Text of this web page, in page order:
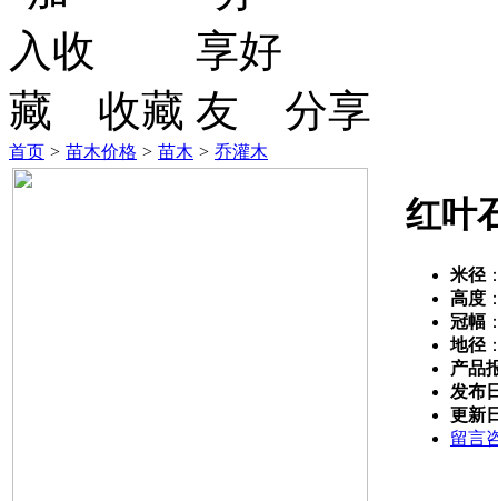
收藏 分享
首页 > 苗木价格 > 苗木 > 乔灌木
红叶
米径
高度
冠幅
地径
产品
发布
更新
留言